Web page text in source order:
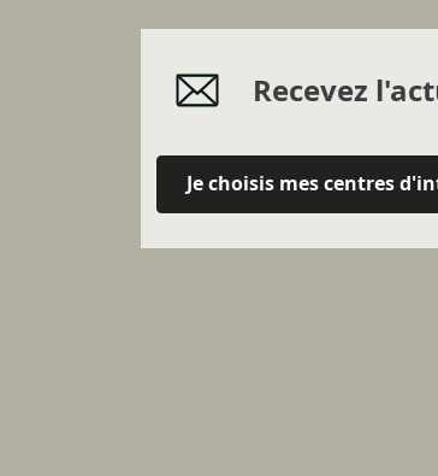
Recevez
Je choisis mes centres